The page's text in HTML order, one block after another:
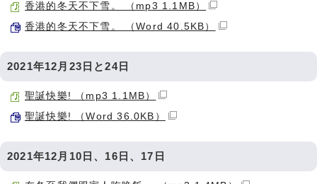
香港的冬天不下雪。 （mp3 1.1MB）
香港的冬天不下雪。 （Word 40.5KB）
2021年12月23日と24日
聖誕快樂! （mp3 1.1MB）
聖誕快樂! （Word 36.0KB）
2021年12月10日、16日、17日